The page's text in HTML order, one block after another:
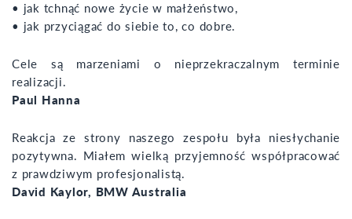
• jak tchnąć nowe życie w małżeństwo,
• jak przyciągać do siebie to, co dobre.
Cele są marzeniami o nieprzekraczalnym terminie
realizacji.
Paul Hanna
Reakcja ze strony naszego zespołu była niesłychanie
pozytywna. Miałem wielką przyjemność współpracować
z prawdziwym profesjonalistą.
David Kaylor, BMW Australia